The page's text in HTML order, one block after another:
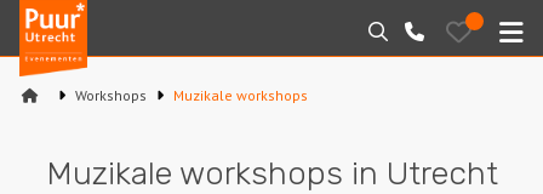
Puur*
Utrecht
bedrijfsuitjes
Zoeken
030-
2145099
Bewaarde
uitjes
Arrangementen
Workshops Muzikale workshops
Muzikale workshops in Utrecht